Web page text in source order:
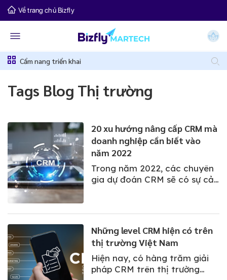
Về trang chủ Bizfly
Cẩm nang triển khai
Tags Blog Thị trường
20 xu hướng nâng cấp CRM mà
doanh nghiệp cần biết vào
năm 2022
Trong năm 2022, các chuyên
gia dự đoán CRM sẽ có sự cải
trường, các tính năng và khả
động của xu hướng công nghệ
toàn cầu đến CRM.
Những level CRM hiện có trên
thị trường Việt Nam
Hiện nay, có hàng trăm giải
pháp CRM trên thị trường